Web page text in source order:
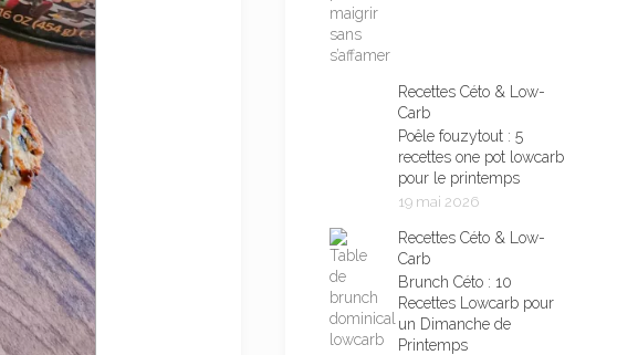
Recettes Céto & Low-
Carb
Poêle fouzytout : 5
recettes one pot lowcarb
pour le printemps
19 mai 2026
Recettes Céto & Low-
Carb
Brunch Céto : 10
Recettes Lowcarb pour
un Dimanche de
Printemps